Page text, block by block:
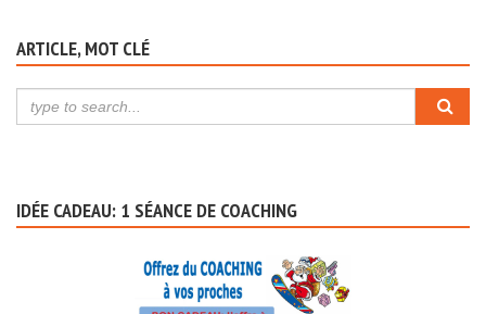
ARTICLE, MOT CLÉ
IDÉE CADEAU: 1 SÉANCE DE COACHING